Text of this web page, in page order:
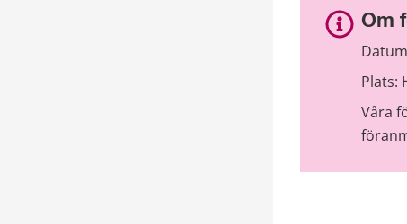
Om
Plats:
Våra